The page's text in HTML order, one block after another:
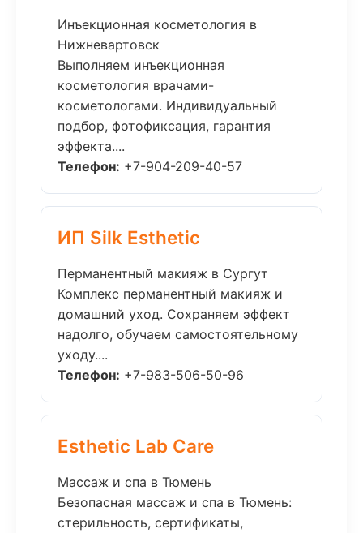
Инъекционная косметология в
Нижневартовск
Выполняем инъекционная
косметология врачами-
косметологами. Индивидуальный
подбор, фотофиксация, гарантия
эффекта....
Телефон: +7-904-209-40-57
ИП Silk Esthetic
Перманентный макияж в Сургут
Комплекс перманентный макияж и
домашний уход. Сохраняем эффект
надолго, обучаем самостоятельному
уходу....
Телефон: +7-983-506-50-96
Esthetic Lab Care
Массаж и спа в Тюмень
Безопасная массаж и спа в Тюмень:
стерильность, сертификаты,